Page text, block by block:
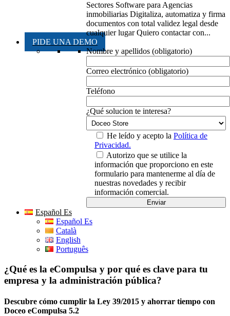
Sectores Software para Agencias
inmobiliarias Digitaliza, automatiza y firma
documentos con total validez legal desde
cualquier lugar Quiero contactar con...
PIDE UNA DEMO
Nombre y apellidos (obligatorio)
Correo electrónico (obligatorio)
Teléfono
¿Qué solucion te interesa?
He leído y acepto la Política de
Privacidad.
Autorizo que se utilice la
información que proporciono en este
formulario para mantenerme al día de
nuestras novedades y recibir
información comercial.
Español Es
Español Es
Català
English
Português
¿Qué es la eCompulsa y por qué es clave para tu
empresa y la administración pública?
Descubre cómo cumplir la Ley 39/2015 y ahorrar tiempo con
Doceo eCompulsa 5.2